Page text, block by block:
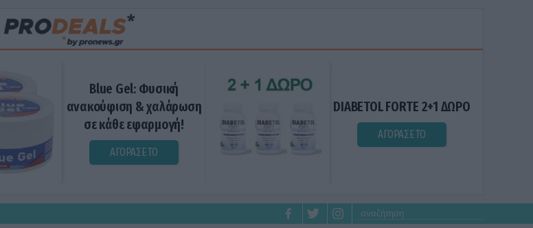
Blue Gel: Φυσική
ανακούφιση & χαλάρωση
σε κάθε εφαρμογή!
ΑΓΟΡΑΣΕ ΤΟ
DIABETOL FORTE 2+1 ΔΩΡΟ
ΑΓΟΡΑΣΕ ΤΟ